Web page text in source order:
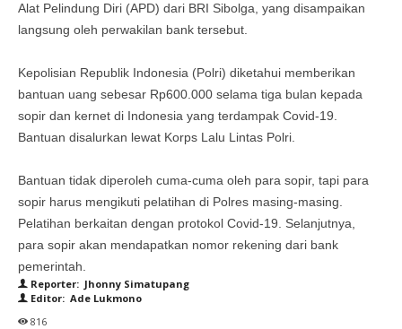
Alat Pelindung Diri (APD) dari BRI Sibolga, yang disampaikan
langsung oleh perwakilan bank tersebut.
Kepolisian Republik Indonesia (Polri) diketahui memberikan
bantuan uang sebesar Rp600.000 selama tiga bulan kepada
sopir dan kernet di Indonesia yang terdampak Covid-19.
Bantuan disalurkan lewat Korps Lalu Lintas Polri.
Bantuan tidak diperoleh cuma-cuma oleh para sopir, tapi para
sopir harus mengikuti pelatihan di Polres masing-masing.
Pelatihan berkaitan dengan protokol Covid-19. Selanjutnya,
para sopir akan mendapatkan nomor rekening dari bank
pemerintah.
Reporter: Jhonny Simatupang
Editor: Ade Lukmono
816